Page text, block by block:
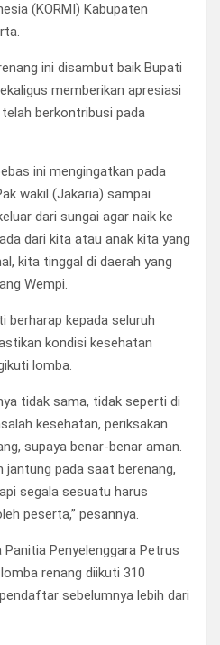
(KORMI) Kabupaten
ini disambut baik Bupati
memberikan apresiasi
berkontribusi pada
ini mengingatkan pada
wakil (Jakaria) sampai
dari sungai agar naik ke
dari kita atau anak kita yang
kita tinggal di daerah yang
Wempi.
berharap kepada seluruh
kondisi kesehatan
lomba.
tidak sama, tidak seperti di
kesehatan, periksakan
supaya benar-benar aman.
jantung pada saat berenang,
segala sesuatu harus
peserta,” pesannya.
Penyelenggara Petrus
renang diikuti 310
sebelumnya lebih dari